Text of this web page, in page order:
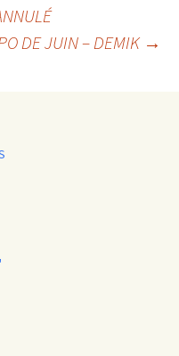
DE JUIN – DEMIK →